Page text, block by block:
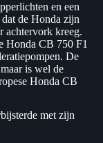
en een
de Honda zijn
achtervork kreeg.
Honda CB 750 F1
De
is wel de
Honda CB
met zijn